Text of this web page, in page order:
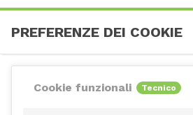
PREFERENZE DEI COOKIE
Cookie funzionali Tecnico